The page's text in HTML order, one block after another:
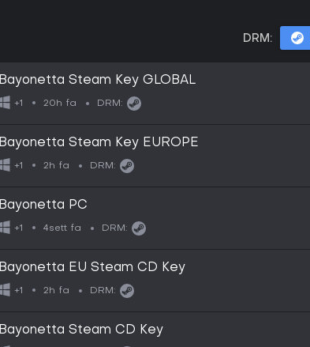
DRM:
Bayonetta Steam Key GLOBAL
+1 20h fa DRM:
Bayonetta Steam Key EUROPE
+1 2h fa DRM:
Bayonetta PC
+1 4sett fa DRM:
Bayonetta EU Steam CD Key
+1 2h fa DRM:
Bayonetta Steam CD Key